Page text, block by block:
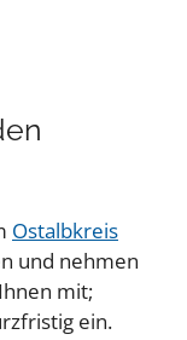
Ostalbkreis
und nehmen
mit;
ein.